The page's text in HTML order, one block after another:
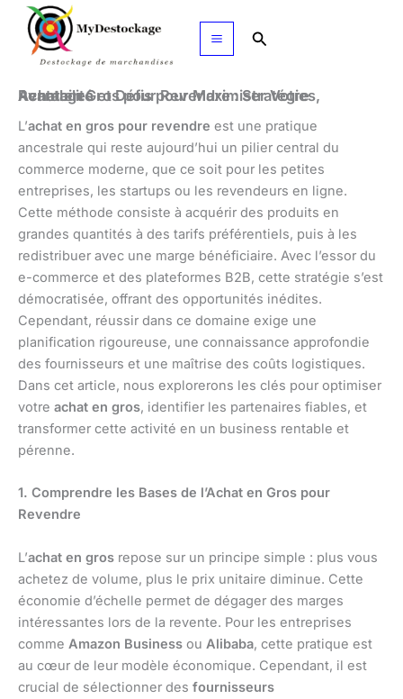
Aller
contenu
Rechercher
Achat en Gros pour Revendre : Stratégies, Avantages et Défis pour Maximiser Votre Rentabilité
L’achat en gros pour revendre est une pratique
ancestrale qui reste aujourd’hui un pilier central du
commerce moderne, que ce soit pour les petites
entreprises, les startups ou les revendeurs en ligne.
Cette méthode consiste à acquérir des produits en
grandes quantités à des tarifs préférentiels, puis à les
redistribuer avec une marge bénéficiaire. Avec l’essor du
e-commerce et des plateformes B2B, cette stratégie s’est
démocratisée, offrant des opportunités inédites.
Cependant, réussir dans ce domaine exige une
planification rigoureuse, une connaissance approfondie
des fournisseurs et une maîtrise des coûts logistiques.
Dans cet article, nous explorerons les clés pour optimiser
votre achat en gros, identifier les partenaires fiables, et
transformer cette activité en un business rentable et
pérenne.
1. Comprendre les Bases de l’Achat en Gros pour
Revendre
L’achat en gros repose sur un principe simple : plus vous
achetez de volume, plus le prix unitaire diminue. Cette
économie d’échelle permet de dégager des marges
intéressantes lors de la revente. Pour les entreprises
comme Amazon Business ou Alibaba, cette pratique est
au cœur de leur modèle économique. Cependant, il est
crucial de sélectionner des fournisseurs